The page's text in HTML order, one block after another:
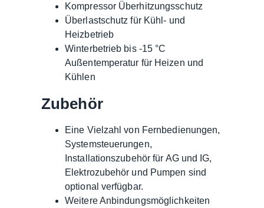
Kompressor Überhitzungsschutz
Überlastschutz für Kühl- und
Heizbetrieb
Winterbetrieb bis -15 °C
Außentemperatur für Heizen und
Kühlen
Zubehör
Eine Vielzahl von Fernbedienungen,
Systemsteuerungen,
Installationszubehör für AG und IG,
Elektrozubehör und Pumpen sind
optional verfügbar.
Weitere Anbindungsmöglichkeiten